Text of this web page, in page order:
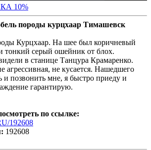
10%
породы курцхаар Тимашевск
Курцхаар. На шее был коричневый
серый ошейник от блох.
в станице Танцура Крамаренко.
агрессивная, не кусается. Нашедшего
и позвонить мне, я быстро приеду и
гарантирую.
по ссылке:
192608
192608